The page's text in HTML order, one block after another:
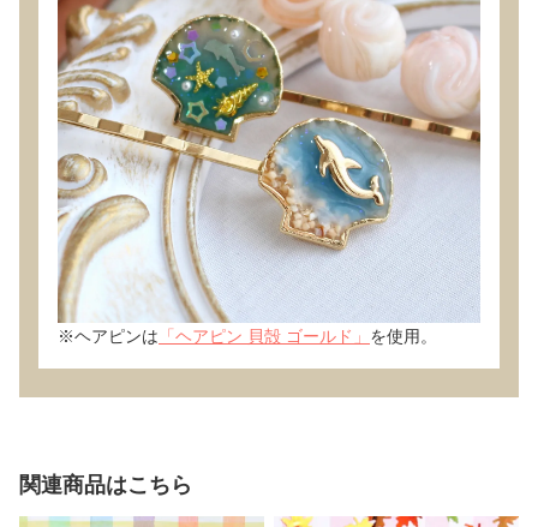
※ヘアピンは 「ヘアピン 貝殻 ゴールド」 を使用。
関連商品はこちら